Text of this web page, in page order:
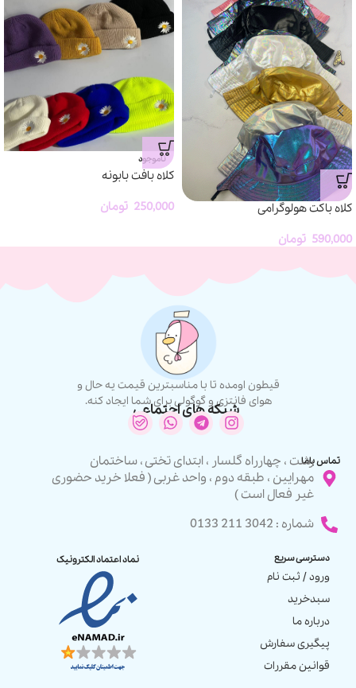
کلاه باکت هولوگرامی
590,000 تومان
ناموجود
کلاه بافت بابونه
250,000 تومان
قیطون اومده تا با مناسبترین قیمت یه حال و
هوای فانتزی و گوگولی برای شما ایجاد کنه.
شبکه های اجتماعی
تماس بامارشت ، چهارراه گلسار ، ابتدای تختی ، ساختمان
مهرایین ، طبقه دوم ، واحد غربی ( فعلا خرید حضوری
غیر فعال است )
شماره : 3042 211 0133
دسترسی سریع
ورود / ثبت نام
سبدخرید
درباره ما
پیگیری سفارش
قوانین مقررات
نماد اعتماد الکترونیک